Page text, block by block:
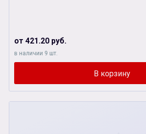
от 421.20 руб.
в наличии 9 шт.